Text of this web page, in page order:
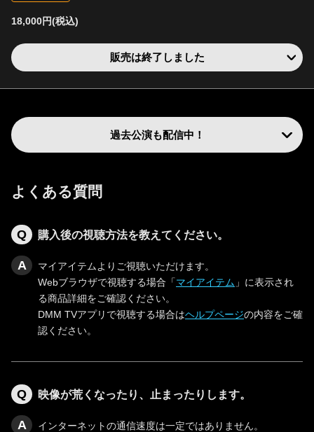
18,000円(税込)
販売は終了しました
過去公演も配信中！
よくある質問
購入後の視聴方法を教えてください。
マイアイテムよりご視聴いただけます。
Webブラウザで視聴する場合「マイアイテム 」に表示され
る商品詳細をご確認ください。
DMM TVアプリで視聴する場合はヘルプページの内容をご確
認ください。
映像が荒くなったり、止まったりします。
インターネットの通信速度は一定ではありません。